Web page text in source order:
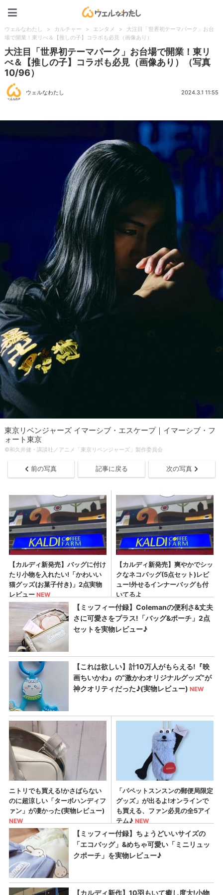
ウェルなわたし > カルチャー > エンタメ >
大注目「世界初テーマパーク」お台
場で開業！東リべ＆【推しの子】コラボも必見（画像あり）
大注目「世界初テーマパーク」お台場で開業！東リ
べ＆【推しの子】コラボも必見（画像あり）（写真
10/96）
ウェルなわたし 2024.3.1 11:55
東京リベンジャーズ イマーシブ・エスケープ｜イマーシブ・フ
ォート東京
©和久井健・講談社／アニメ「東京リベンジャーズ」製作委員会
前の写真 記事に戻る 次の写真